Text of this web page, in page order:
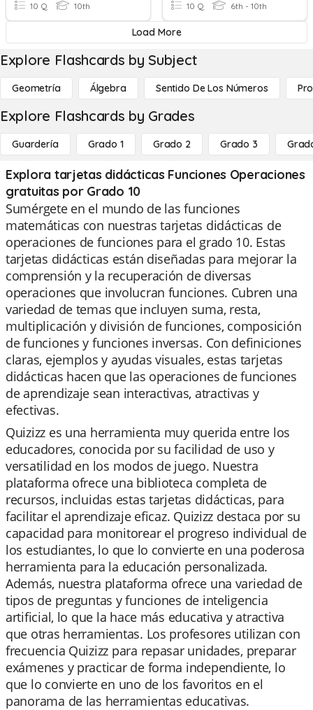
10 Q 10th 10 Q 6th - 10th
Load More
Explore Flashcards by Subject
Geometría Álgebra Sentido De Los Números
Explore Flashcards by Grades
Guardería Grado 1 Grado 2 Grado 3
Explora tarjetas didácticas Funciones Operaciones
gratuitas por Grado 10
Sumérgete en el mundo de las funciones
matemáticas con nuestras tarjetas didácticas de
operaciones de funciones para el grado 10. Estas
tarjetas didácticas están diseñadas para mejorar la
comprensión y la recuperación de diversas
operaciones que involucran funciones. Cubren una
variedad de temas que incluyen suma, resta,
multiplicación y división de funciones, composición
de funciones y funciones inversas. Con definiciones
claras, ejemplos y ayudas visuales, estas tarjetas
didácticas hacen que las operaciones de funciones
de aprendizaje sean interactivas, atractivas y
efectivas.
Quizizz es una herramienta muy querida entre los
educadores, conocida por su facilidad de uso y
versatilidad en los modos de juego. Nuestra
plataforma ofrece una biblioteca completa de
recursos, incluidas estas tarjetas didácticas, para
facilitar el aprendizaje eficaz. Quizizz destaca por su
capacidad para monitorear el progreso individual de
los estudiantes, lo que lo convierte en una poderosa
herramienta para la educación personalizada.
Además, nuestra plataforma ofrece una variedad de
tipos de preguntas y funciones de inteligencia
artificial, lo que la hace más educativa y atractiva
que otras herramientas. Los profesores utilizan con
frecuencia Quizizz para repasar unidades, preparar
exámenes y practicar de forma independiente, lo
que lo convierte en uno de los favoritos en el
panorama de las herramientas educativas.